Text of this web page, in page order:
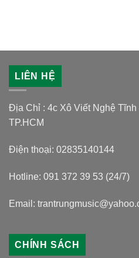
LIÊN HỆ
Địa Chỉ : 4c Xô Viết Nghệ Tĩnh
TP.HCM
Điện thoại: 02835140144
Hotline: 091 372 39 53 (24/7)
Email:
CHÍNH SÁCH